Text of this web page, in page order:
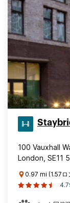
100 Vauxhall
London, SE11
0.97 mi (1.57ロ